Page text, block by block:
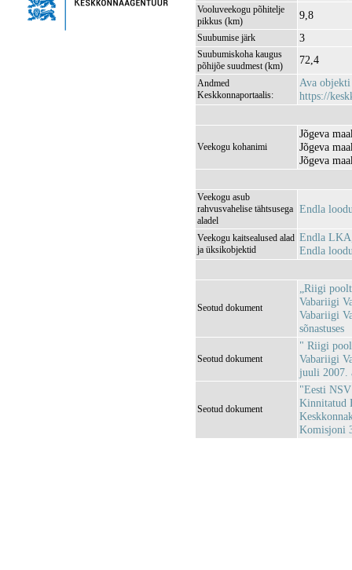
Vooluveekogu põhitelje
pikkus (km)
9,8
Suubumise järk 3
Suubumiskoha kaugus
põhijõe suudmest (km)
72,4
Andmed
Keskkonnaportaalis:
Ava objekti
https://
Veekogu kohanimi
Jõgeva
Jõgeva
Jõgeva
Veekogu asub
rahvusvahelise tähtsusega
aladel
Endla
Veekogu kaitsealused alad
ja üksikobjektid
Endla
Endla
Seotud dokument
„Riigi
Vabariigi
Vabariigi
sõnastuses
Seotud dokument
" Riigi
Vabariigi
juuli 2007.
Seotud dokument
"Eesti
Kinnitatud
Komisjoni